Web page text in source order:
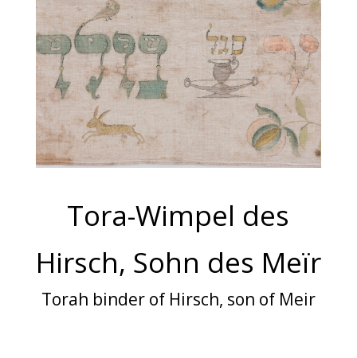
Tora-Wimpel des
Hirsch, Sohn des Meïr
Torah binder of Hirsch, son of Meir